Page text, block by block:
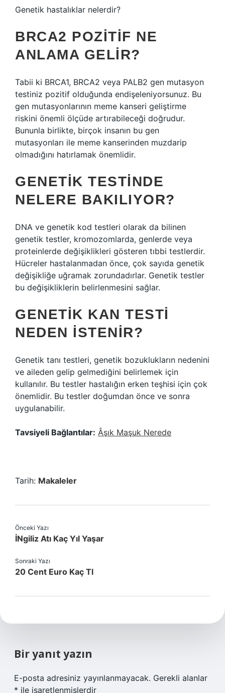
Genetik hastalıklar nelerdir?
BRCA2 POZITIF NE
ANLAMA GELIR?
Tabii ki BRCA1, BRCA2 veya PALB2 gen mutasyon
testiniz pozitif olduğunda endişeleniyorsunuz. Bu
gen mutasyonlarının meme kanseri geliştirme
riskini önemli ölçüde artırabileceği doğrudur.
Bununla birlikte, birçok insanın bu gen
mutasyonları ile meme kanserinden muzdarip
olmadığını hatırlamak önemlidir.
GENETIK TESTINDE
NELERE BAKILIYOR?
DNA ve genetik kod testleri olarak da bilinen
genetik testler, kromozomlarda, genlerde veya
proteinlerde değişiklikleri gösteren tıbbi testlerdir.
Hücreler hastalanmadan önce, çok sayıda genetik
değişikliğe uğramak zorundadırlar. Genetik testler
bu değişikliklerin belirlenmesini sağlar.
GENETIK KAN TESTI
NEDEN ISTENIR?
Genetik tanı testleri, genetik bozuklukların nedenini
ve aileden gelip gelmediğini belirlemek için
kullanılır. Bu testler hastalığın erken teşhisi için çok
önemlidir. Bu testler doğumdan önce ve sonra
uygulanabilir.
Tavsiyeli Bağlantılar: Âşık Maşuk Nerede
Tarih: Makaleler
Önceki Yazı
İNgiliz Atı Kaç Yıl Yaşar
Sonraki Yazı
20 Cent Euro Kaç Tl
Bir yanıt yazın
E-posta adresiniz yayınlanmayacak. Gerekli alanlar
* ile işaretlenmişlerdir